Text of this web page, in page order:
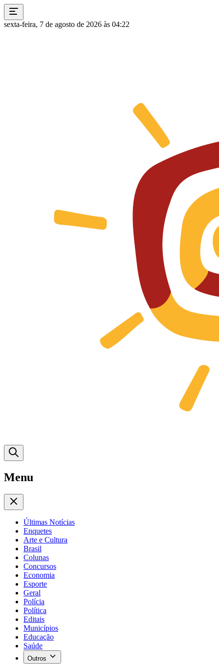
sexta-feira, 7 de agosto de 2026 às 04:22
Menu
Últimas Notícias
Enquetes
Arte e Cultura
Brasil
Colunas
Concursos
Economia
Esporte
Geral
Polícia
Política
Editais
Municípios
Educação
Saúde
Outros